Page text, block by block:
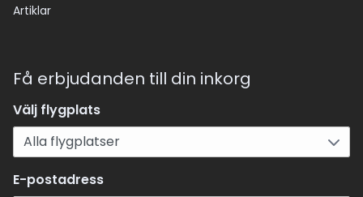
Artiklar
Få erbjudanden till din inkorg
Välj flygplats
E-postadress